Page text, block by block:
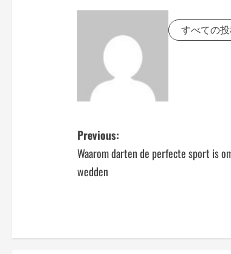
すべての
P
o
n
Previous:
Waarom darten de perfecte sport is
wedden